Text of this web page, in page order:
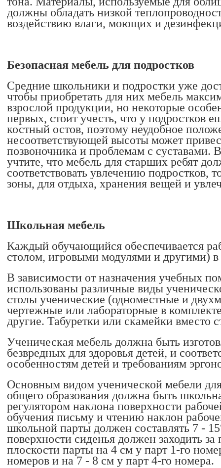
должны обладать низкой
воздействию влаги, моющих и
Безопасная мебель для подростков
Средние школьники и подростки уже
чтобы приобретать для них мебель
взрослой продукции, но некоторые
первых, стоит учесть, что у подростков
костный остов, поэтому неудобное
несоответствующей высоты может
позвоночника и проблемам с суставами.
учтите, что мебель для старших ребят
соответствовать увлечению подростков,
зоны, для отдыха, хранения вещей и
Школьная мебель
Каждый обучающийся обеспечивается
столом, игровыми модулями и другими) в
В зависимости от назначения учебных
использованы различные виды
столы ученические (одноместные и
чертежные или лабораторные в
другие. Табуретки или скамейки вместо
Ученическая мебель должна быть
безвредных для здоровья детей, и
особенностям детей и требованиям
Основным видом ученической мебели
общего образования должна быть
регулятором наклона поверхности
обучения письму и чтению наклон
школьной парты должен составлять 7 -
поверхности сиденья должен заходить
плоскости парты на 4 см у парт 1-го
номеров и на 7 - 8 см у парт 4-го номера.